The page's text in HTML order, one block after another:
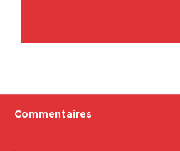
Commentaires